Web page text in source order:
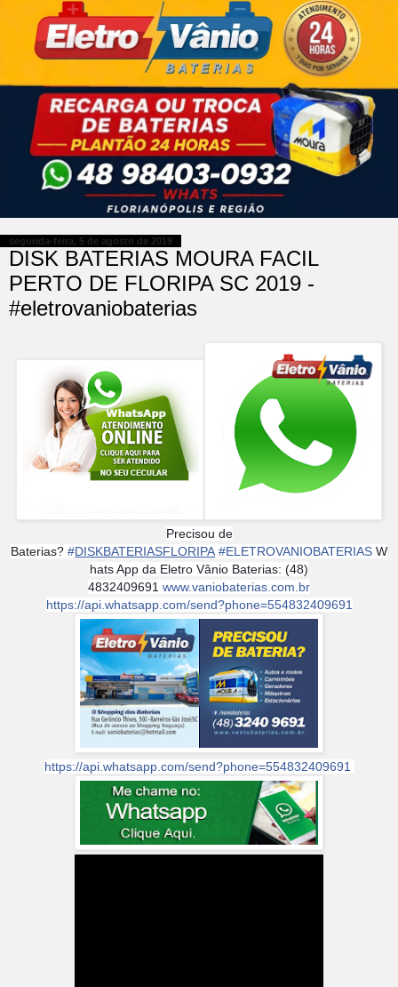
segunda-feira, 5 de agosto de 2019
DISK BATERIAS MOURA FACIL
PERTO DE FLORIPA SC 2019 -
#eletrovaniobaterias
Precisou de
Baterias? #DISKBATERIASFLORIPA #ELETROVANIOBATERIAS W
hats App da Eletro Vânio Baterias: (48)
4832409691 www.vaniobaterias.com.br
https://api.whatsapp.com/send?phone=554832409691
https://api.whatsapp.com/send?phone=554832409691